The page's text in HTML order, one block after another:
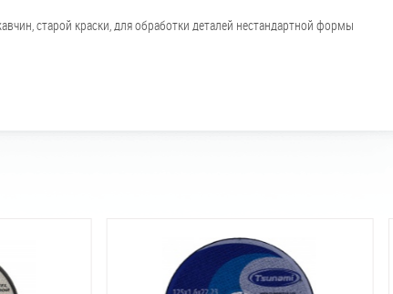
старой краски, для обработки деталей нестандартной формы